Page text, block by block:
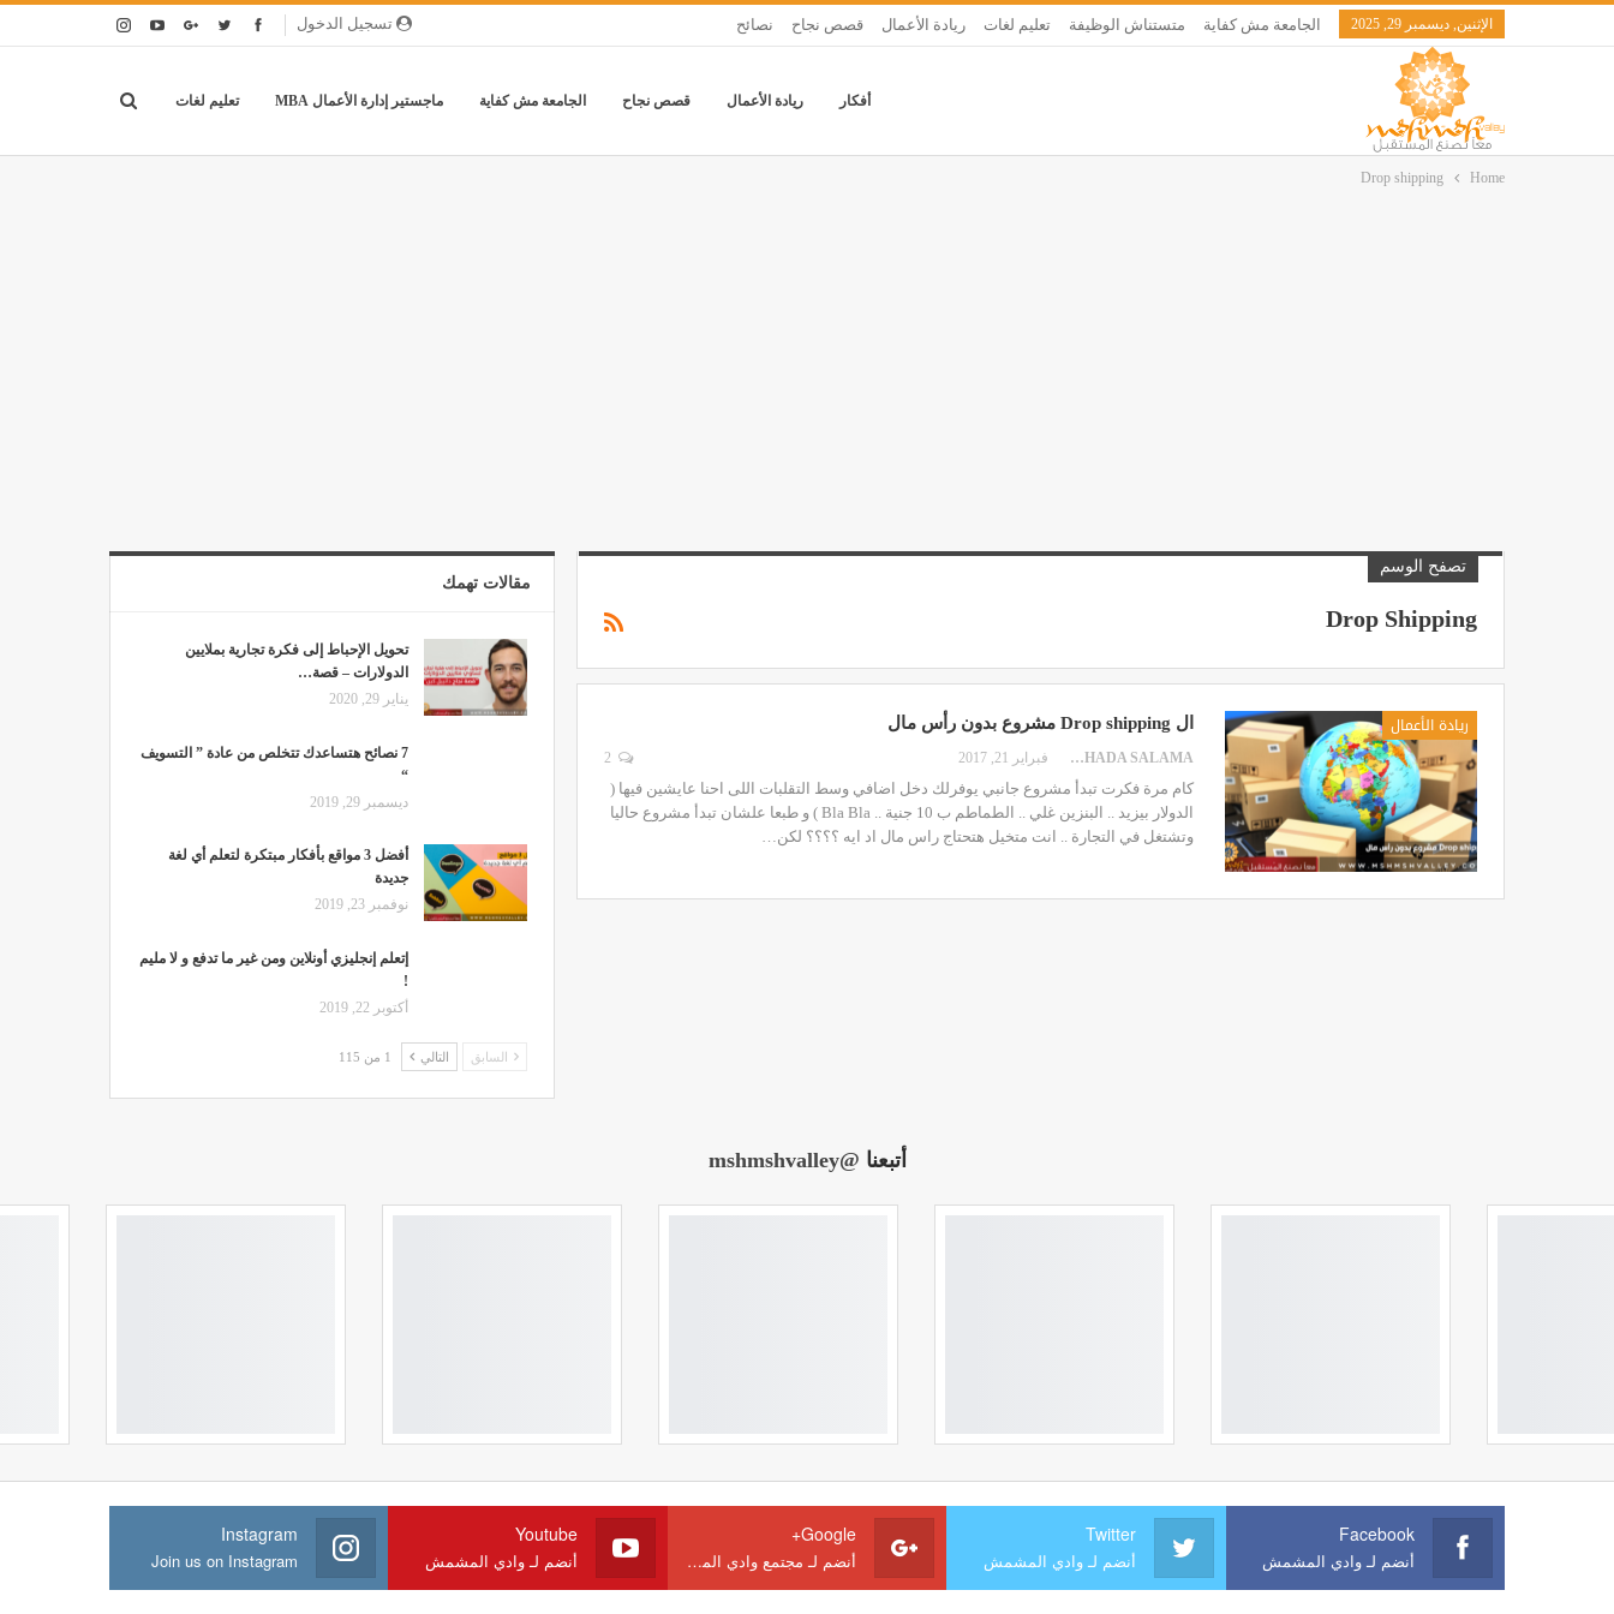
تسجيل الدخول الإثنين, ديسمبر 29, 2025 الجامعة مش كفاية متستناش الوظيفة تعليم لغات ريادة الأعمال قصص نجاح نصائح
أفكار ريادة الأعمال قصص نجاح الجامعة مش كفاية ماجستير إدارة الأعمال MBA تعليم لغات
Home
Drop shipping
تصفح الوسم
Drop Shipping
ريادة الأعمال ال Drop shipping مشروع بدون رأس مال
GHADA SALAMA فبراير 21, 2017
كام مرة فكرت تبدأ مشروع جانبي يوفرلك دخل اضافي وسط التقلبات اللى احنا عايشين فيها (
الدولار بيزيد .. البنزين غلي .. الطماطم ب 10 جنية .. Bla Bla ) و طبعا علشان تبدأ مشروع حاليا
وتشتغل في التجارة .. انت متخيل هتحتاج راس مال اد ايه ؟؟؟؟ لكن…
مقالات تهمك
تحويل الإحباط إلى فكرة تجارية بملايين
الدولارات – قصة…
يناير 29, 2020
7 نصائح هتساعدك تتخلص من عادة ” التسويف
“
ديسمبر 29, 2019
أفضل 3 مواقع بأفكار مبتكرة لتعلم أي لغة
جديدة
نوفمبر 23, 2019
إتعلم إنجليزي أونلاين ومن غير ما تدفع و لا مليم
!
أكتوبر 22, 2019
السابق التالي 1 من 115
أتبعنا @mshmshvalley
Facebook
أنضم لـ وادي المشمش
Twitter
أنضم لـ وادي المشمش
Google+
أنضم لـ مجتمع وادي المشمش
Youtube
أنضم لـ وادي المشمش
Instagram
Join us on Instagram